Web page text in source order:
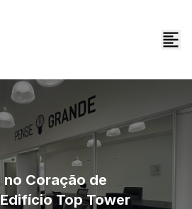
no Coração de
Top Tower